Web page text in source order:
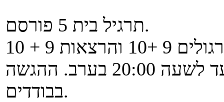
תרגיל בית 5 פורסם.
תאריך ההגשה 21/07/2026 עד לשעה 20:00 בערב. ההגשה
בבודדים.